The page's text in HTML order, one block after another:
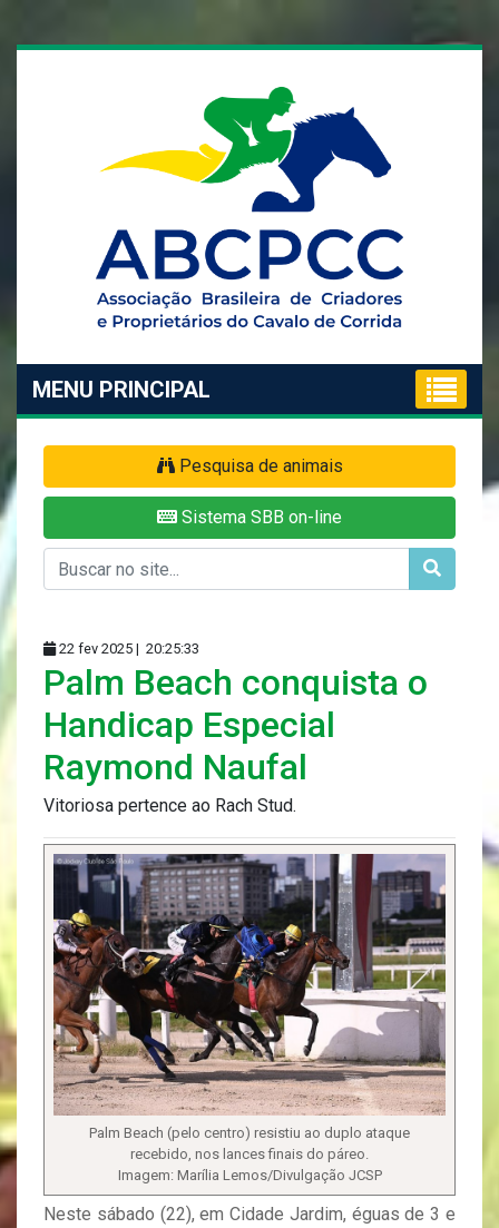
MENU PRINCIPAL
Pesquisa de animais
Sistema SBB on-line
22 fev 2025 | 20:25:33
Palm Beach conquista o
Handicap Especial
Raymond Naufal
Vitoriosa pertence ao Rach Stud.
Palm Beach (pelo centro) resistiu ao duplo ataque
recebido, nos lances finais do páreo.
Imagem: Marília Lemos/Divulgação JCSP
Neste sábado (22), em Cidade Jardim, éguas de 3 e